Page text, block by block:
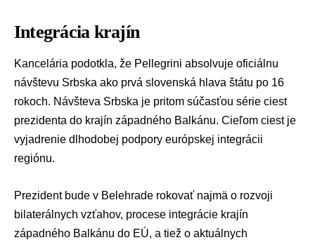
Integrácia krajín
Kancelária podotkla, že Pellegrini absolvuje oficiálnu
návštevu Srbska ako prvá slovenská hlava štátu po 16
rokoch. Návšteva Srbska je pritom súčasťou série ciest
prezidenta do krajín západného Balkánu. Cieľom ciest je
vyjadrenie dlhodobej podpory európskej integrácii
regiónu.
Prezident bude v Belehrade rokovať najmä o rozvoji
bilaterálnych vzťahov, procese integrácie krajín
západného Balkánu do EÚ, a tiež o aktuálnych